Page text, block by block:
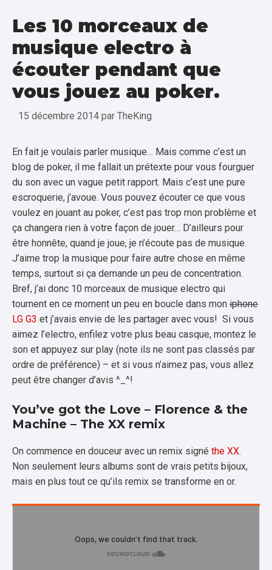
Les 10 morceaux de
musique electro à
écouter pendant que
vous jouez au poker.
15 décembre 2014 par TheKing
En fait je voulais parler musique… Mais comme c’est un
blog de poker, il me fallait un prétexte pour vous fourguer
du son avec un vague petit rapport. Mais c’est une pure
escroquerie, j’avoue. Vous pouvez écouter ce que vous
voulez en jouant au poker, c’est pas trop mon problème et
ça changera rien à votre façon de jouer… D’ailleurs pour
être honnête, quand je joue, je n’écoute pas de musique.
J’aime trop la musique pour faire autre chose en même
temps, surtout si ça demande un peu de concentration.
Bref, j’ai donc 10 morceaux de musique electro qui
tournent en ce moment un peu en boucle dans mon iphone
LG G3 et j’avais envie de les partager avec vous! Si vous
aimez l’electro, enfilez votre plus beau casque, montez le
son et appuyez sur play (note ils ne sont pas classés par
ordre de préférence) – et si vous n’aimez pas, vous allez
peut être changer d’avis ^_^!
You’ve got the Love – Florence & the
Machine – The XX remix
On commence en douceur avec un remix signé the XX.
Non seulement leurs albums sont de vrais petits bijoux,
mais en plus tout ce qu’ils remix se transforme en or.